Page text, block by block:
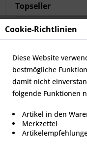
Topseller
Cookie-Richtlinien
Diese Website
bestmögliche
damit nicht
folgende Funktionen
Artikel in den
Merkzettel